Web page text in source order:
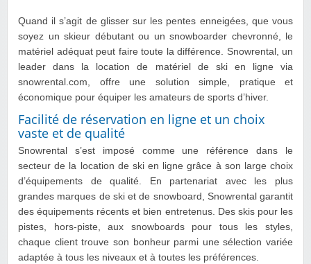
Quand il s’agit de glisser sur les pentes enneigées, que vous
soyez un skieur débutant ou un snowboarder chevronné, le
matériel adéquat peut faire toute la différence. Snowrental, un
leader dans la location de matériel de ski en ligne via
snowrental.com, offre une solution simple, pratique et
économique pour équiper les amateurs de sports d’hiver.
Facilité de réservation en ligne et un choix
vaste et de qualité
Snowrental s’est imposé comme une référence dans le
secteur de la location de ski en ligne grâce à son large choix
d’équipements de qualité. En partenariat avec les plus
grandes marques de ski et de snowboard, Snowrental garantit
des équipements récents et bien entretenus. Des skis pour les
pistes, hors-piste, aux snowboards pour tous les styles,
chaque client trouve son bonheur parmi une sélection variée
adaptée à tous les niveaux et à toutes les préférences.